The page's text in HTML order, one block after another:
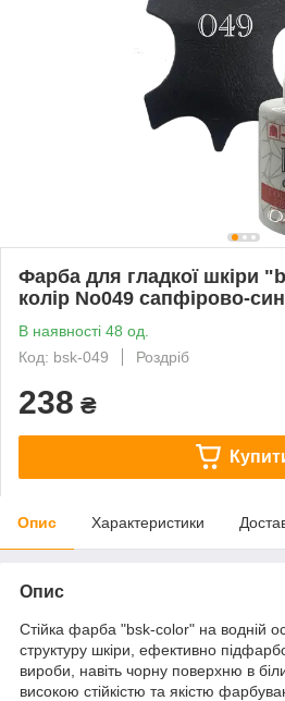
Фарба для гладкої шкіри
колір No049 сапфірово-
В наявності 48 од.
Код: bsk-049
Роздріб
238 ₴
Опис Характеристики
Опис
Стійка фарба "bsk-color" на водній
структуру шкіри, ефективно
вироби, навіть чорну поверхню в
високою стійкістю та якістю